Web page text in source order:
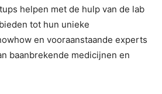
helpen met de hulp van de lab
tot hun unieke
en vooraanstaande experts
baanbrekende medicijnen en